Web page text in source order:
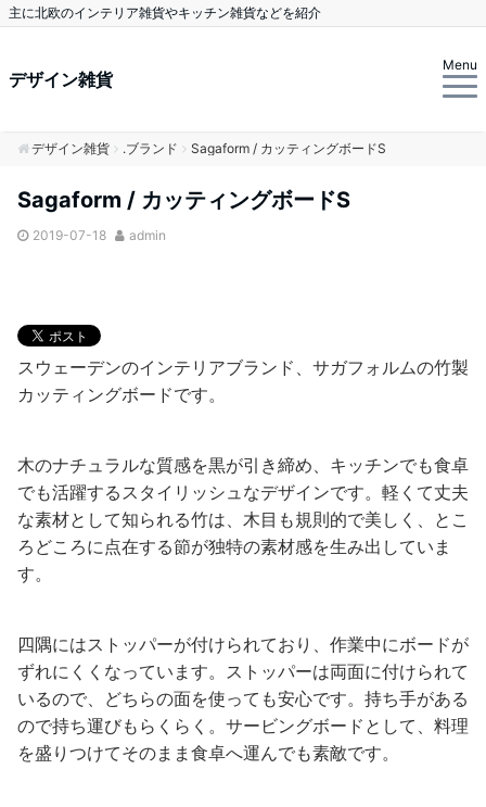
主に北欧のインテリア雑貨やキッチン雑貨などを紹介
デザイン雑貨
Menu
デザイン雑貨 .ブランド Sagaform / カッティングボードS
Sagaform / カッティングボードS
2019-07-18 admin
スウェーデンのインテリアブランド、サガフォルムの竹製
カッティングボードです。
木のナチュラルな質感を黒が引き締め、キッチンでも食卓
でも活躍するスタイリッシュなデザインです。軽くて丈夫
な素材として知られる竹は、木目も規則的で美しく、とこ
ろどころに点在する節が独特の素材感を生み出していま
す。
四隅にはストッパーが付けられており、作業中にボードが
ずれにくくなっています。ストッパーは両面に付けられて
いるので、どちらの面を使っても安心です。持ち手がある
ので持ち運びもらくらく。サービングボードとして、料理
を盛りつけてそのまま食卓へ運んでも素敵です。